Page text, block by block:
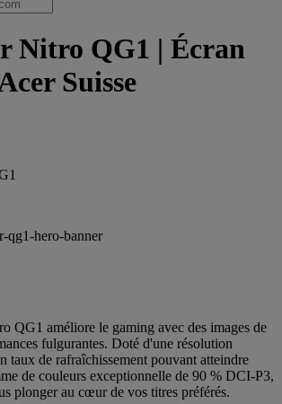
Nitro QG1 | Écran
Suisse
QG1 améliore le gaming avec des images de
fulgurantes. Doté d'une résolution
taux de rafraîchissement pouvant atteindre
de couleurs exceptionnelle de 90 % DCI-P3,
plonger au cœur de vos titres préférés.